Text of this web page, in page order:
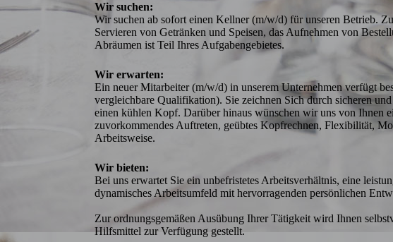
Wir suchen:
Wir suchen ab sofort einen Kellner (m/w/d) für unseren Betrieb.
Servieren von Getränken und Speisen, das Aufnehmen von
Abräumen ist Teil Ihres Aufgabengebietes.
Wir erwarten:
Ein neuer Mitarbeiter (m/w/d) in unserem Unternehmen verfügt
vergleichbare Qualifikation). Sie zeichnen Sich durch sicheren
einen kühlen Kopf. Darüber hinaus wünschen wir uns von Ihnen
zuvorkommendes Auftreten, geübtes Kopfrechnen, Flexibilität,
Arbeitsweise.
Wir bieten:
Bei uns erwartet Sie ein unbefristetes Arbeitsverhältnis, eine
dynamisches Arbeitsumfeld mit hervorragenden persönlichen
Zur ordnungsgemäßen Ausübung Ihrer Tätigkeit wird Ihnen